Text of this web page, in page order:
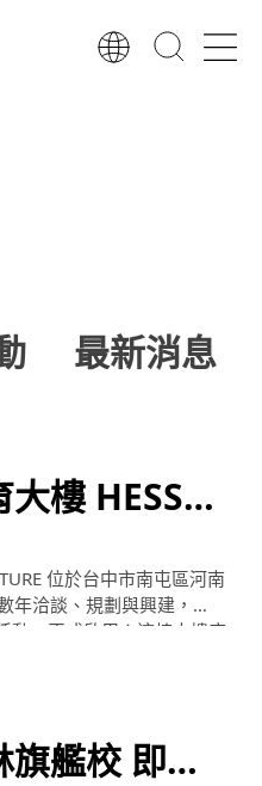
最新消息
樓 HESS
位於台中市南屯區河南
年洽談、規劃與興建，
動，正式啟用！這棟大樓座
人為本 有溫度的健康建
艦校 即將